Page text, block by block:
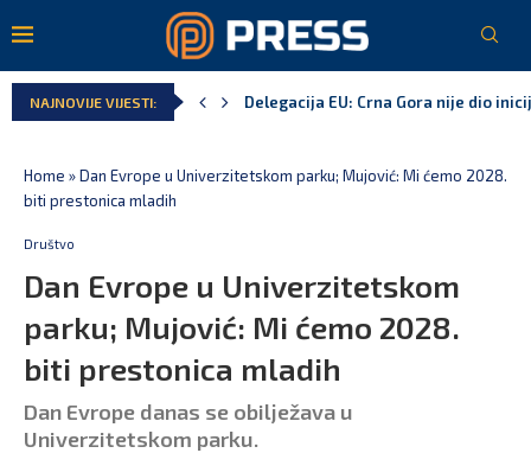
NAJNOVIJE VIJESTI:
Potpisan ugovor za prvu fazu
Home »Dan Evrope u Univerzitetskom parku; Mujović: Mi ćemo 2028.
biti prestonica mladih
Društvo
Dan Evrope u Univerzitetskom
parku; Mujović: Mi ćemo 2028.
biti prestonica mladih
Dan Evrope danas se obilježava u
Univerzitetskom parku.